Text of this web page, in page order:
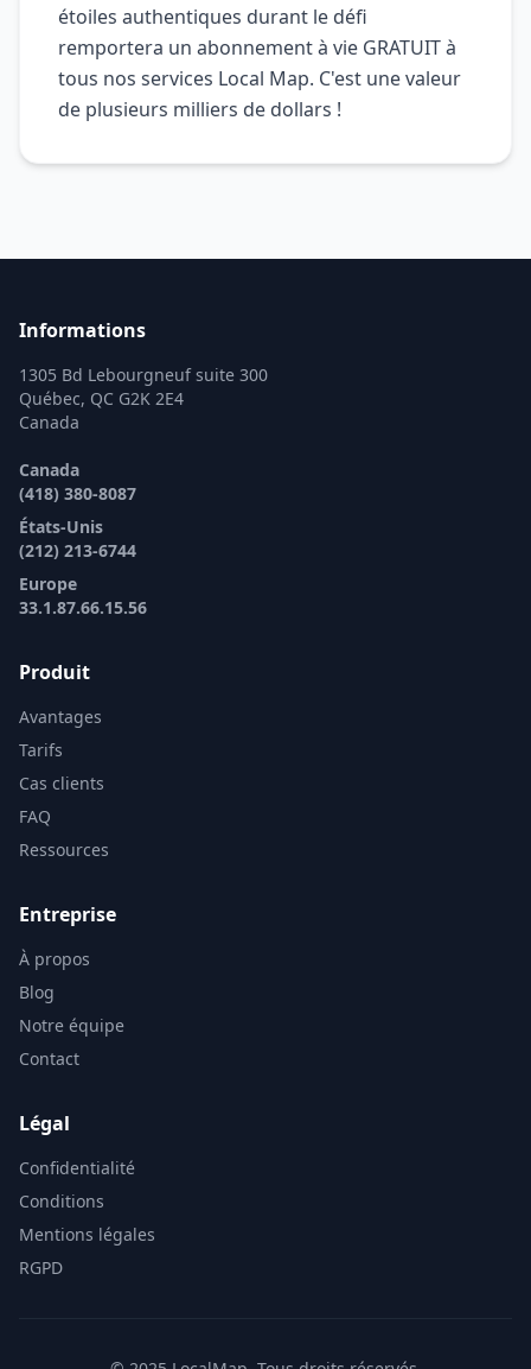
étoiles authentiques durant le défi
remportera un abonnement à vie GRATUIT à
tous nos services Local Map. C'est une valeur
de plusieurs milliers de dollars !
Informations
1305 Bd Lebourgneuf suite 300
Québec, QC G2K 2E4
Canada
Canada
(418) 380-8087
États-Unis
(212) 213-6744
Europe
33.1.87.66.15.56
Produit
Avantages
Tarifs
Cas clients
FAQ
Ressources
Entreprise
À propos
Blog
Notre équipe
Contact
Légal
Confidentialité
Conditions
Mentions légales
RGPD